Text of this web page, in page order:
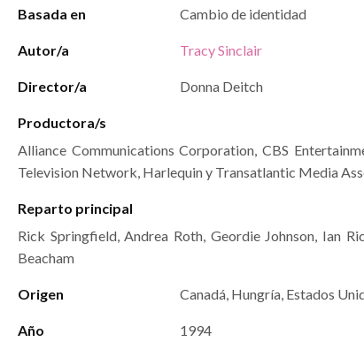
Basada en Cambio de identidad
Autor/a Tracy Sinclair
Director/a Donna Deitch
Productora/s
Alliance Communications Corporation, CBS
Television Network, Harlequin y Transatlantic Media
Reparto principal
Rick Springfield, Andrea Roth, Geordie Johnson, Ian
Beacham
Origen Canadá, Hungría, Estados
Año 1994